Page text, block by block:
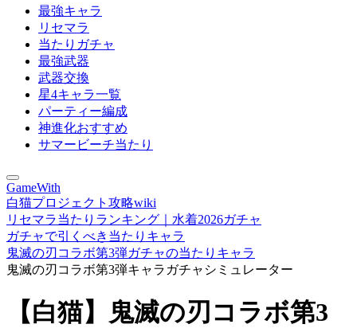
最強キャラ
リセマラ
当たりガチャ
最強武器
武器交換
星4キャラ一覧
パーティー編成
神進化おすすめ
サマービーチ当たり
GameWith
白猫プロジェクト攻略wiki
リセマラ当たりランキング｜水着2026ガチャ
ガチャで引くべき当たりキャラ
鬼滅の刃コラボ第3弾ガチャの当たりキャラ
鬼滅の刃コラボ第3弾キャラガチャシミュレーター
【白猫】鬼滅の刃コラボ第3